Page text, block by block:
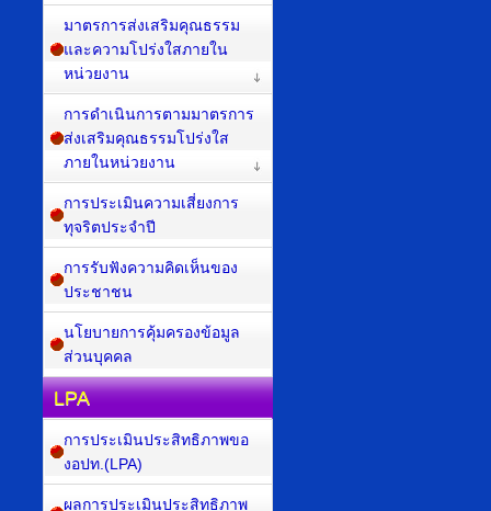
มาตรการส่งเสริมคุณธรรม
และความโปร่งใสภายใน
หน่วยงาน
การดำเนินการตามมาตรการ
ส่งเสริมคุณธรรมโปร่งใส
ภายในหน่วยงาน
การประเมินความเสี่ยงการ
ทุจริตประจำปี
การรับฟังความคิดเห็นของ
ประชาชน
นโยบายการคุ้มครองข้อมูล
ส่วนบุคคล
LPA
การประเมินประสิทธิภาพขอ
งอปท.(LPA)
ผลการประเมินประสิทธิภาพ